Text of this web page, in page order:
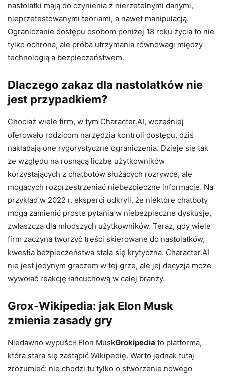
nastolatki mają do czynienia z nierzetelnymi danymi,
nieprzetestowanymi teoriami, a nawet manipulacją.
Ograniczanie dostępu osobom poniżej 18 roku życia to nie
tylko ochrona, ale próba utrzymania równowagi między
technologią a bezpieczeństwem.
Dlaczego zakaz dla nastolatków nie
jest przypadkiem?
Chociaż wiele firm, w tym Character.AI, wcześniej
oferowało rodzicom narzędzia kontroli dostępu, dziś
nakładają one rygorystyczne ograniczenia. Dzieje się tak
ze względu na rosnącą liczbę użytkowników
korzystających z chatbotów służących rozrywce, ale
mogących rozprzestrzeniać niebezpieczne informacje. Na
przykład w 2022 r. eksperci odkryli, że niektóre chatboty
mogą zamienić proste pytania w niebezpieczne dyskusje,
zwłaszcza dla młodszych użytkowników. Teraz, gdy wiele
firm zaczyna tworzyć treści skierowane do nastolatków,
kwestia bezpieczeństwa stała się krytyczna. Character.AI
nie jest jedynym graczem w tej grze, ale jej decyzja może
wywołać reakcję łańcuchową w całej branży.
Grox-Wikipedia: jak Elon Musk
zmienia zasady gry
Niedawno wypuścił Elon MuskGrokipedia to platforma,
która stara się zastąpić Wikipedię. Warto jednak tutaj
zrozumieć: nie chodzi tu tylko o stworzenie nowego